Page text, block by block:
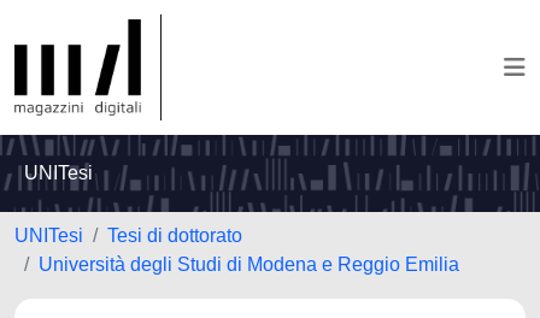
UNITesi
UNITesi
Tesi di dottorato
Università degli Studi di Modena e Reggio Emilia